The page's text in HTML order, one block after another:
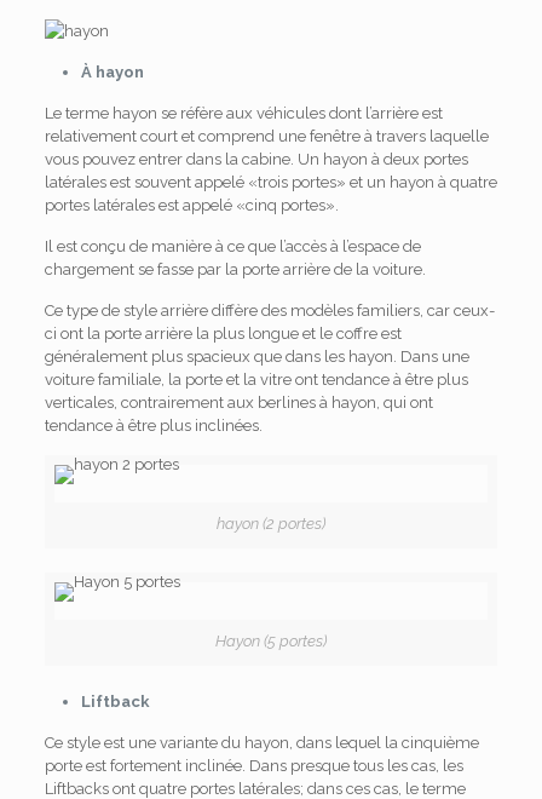
À hayon
Le terme hayon se réfère aux véhicules dont l’arrière est
relativement court et comprend une fenêtre à travers laquelle
vous pouvez entrer dans la cabine. Un hayon à deux portes
latérales est souvent appelé «trois portes» et un hayon à quatre
portes latérales est appelé «cinq portes».
Il est conçu de manière à ce que l’accès à l’espace de
chargement se fasse par la porte arrière de la voiture.
Ce type de style arrière diffère des modèles familiers, car ceux-
ci ont la porte arrière la plus longue et le coffre est
généralement plus spacieux que dans les hayon. Dans une
voiture familiale, la porte et la vitre ont tendance à être plus
verticales, contrairement aux berlines à hayon, qui ont
tendance à être plus inclinées.
hayon (2 portes)
Hayon (5 portes)
Liftback
Ce style est une variante du hayon, dans lequel la cinquième
porte est fortement inclinée. Dans presque tous les cas, les
Liftbacks ont quatre portes latérales; dans ces cas, le terme